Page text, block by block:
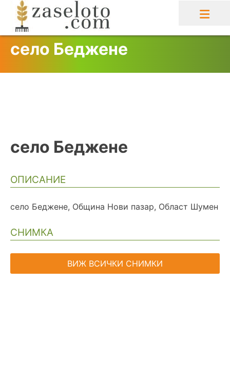
content
село Беджене
село Беджене
ОПИСАНИЕ
село Беджене, Община Нови пазар, Област Шумен
СНИМКА
ВИЖ ВСИЧКИ СНИМКИ